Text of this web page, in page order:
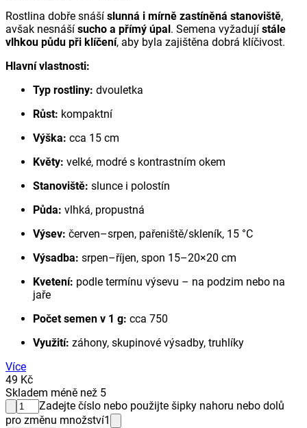
Rostlina dobře snáší slunná i mírně zastíněná stanoviště,
avšak nesnáší sucho a přímý úpal . Semena vyžadují stále
vlhkou půdu při klíčení, aby byla zajištěna dobrá klíčivost.
Hlavní vlastnosti:
Typ rostliny: dvouletka
Růst: kompaktní
Výška: cca 15 cm
Květy: velké, modré s kontrastním okem
Stanoviště: slunce i polostín
Půda: vlhká, propustná
Výsev: červen–srpen, pařeniště/skleník, 15 °C
Výsadba: srpen–říjen, spon 15–20×20 cm
Kvetení: podle termínu výsevu – na podzim nebo na
jaře
Počet semen v 1 g: cca 750
Využití: záhony, skupinové výsadby, truhlíky
Více
49 Kč
Skladem méně než 5
Zadejte číslo nebo použijte šipky nahoru nebo dolů
pro změnu množství1